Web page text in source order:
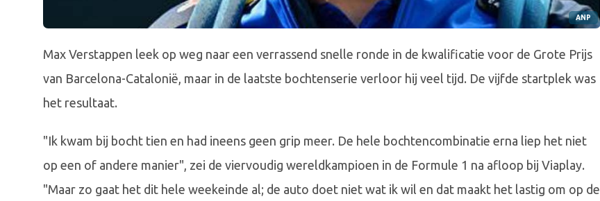
ANP
Max Verstappen leek op weg naar een verrassend snelle ronde in de kwalificatie voor de Grote Prijs
van Barcelona-Catalonië, maar in de laatste bochtenserie verloor hij veel tijd. De vijfde startplek was
het resultaat.
"Ik kwam bij bocht tien en had ineens geen grip meer. De hele bochtencombinatie erna liep het niet
op een of andere manier", zei de viervoudig wereldkampioen in de Formule 1 na afloop bij Viaplay.
"Maar zo gaat het dit hele weekeinde al; de auto doet niet wat ik wil en dat maakt het lastig om op de